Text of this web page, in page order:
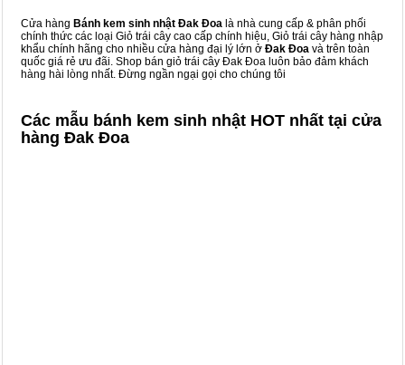
Cửa hàng Bánh kem sinh nhật Đak Đoa là nhà cung cấp & phân phối
chính thức các loại Giỏ trái cây cao cấp chính hiệu, Giỏ trái cây hàng nhập
khẩu chính hãng cho nhiều cửa hàng đại lý lớn ở Đak Đoa và trên toàn
quốc giá rẻ ưu đãi. Shop bán giỏ trái cây Đak Đoa luôn bảo đảm khách
hàng hài lòng nhất. Đừng ngần ngại gọi cho chúng tôi
Các mẫu bánh kem sinh nhật HOT nhất tại cửa
hàng Đak Đoa